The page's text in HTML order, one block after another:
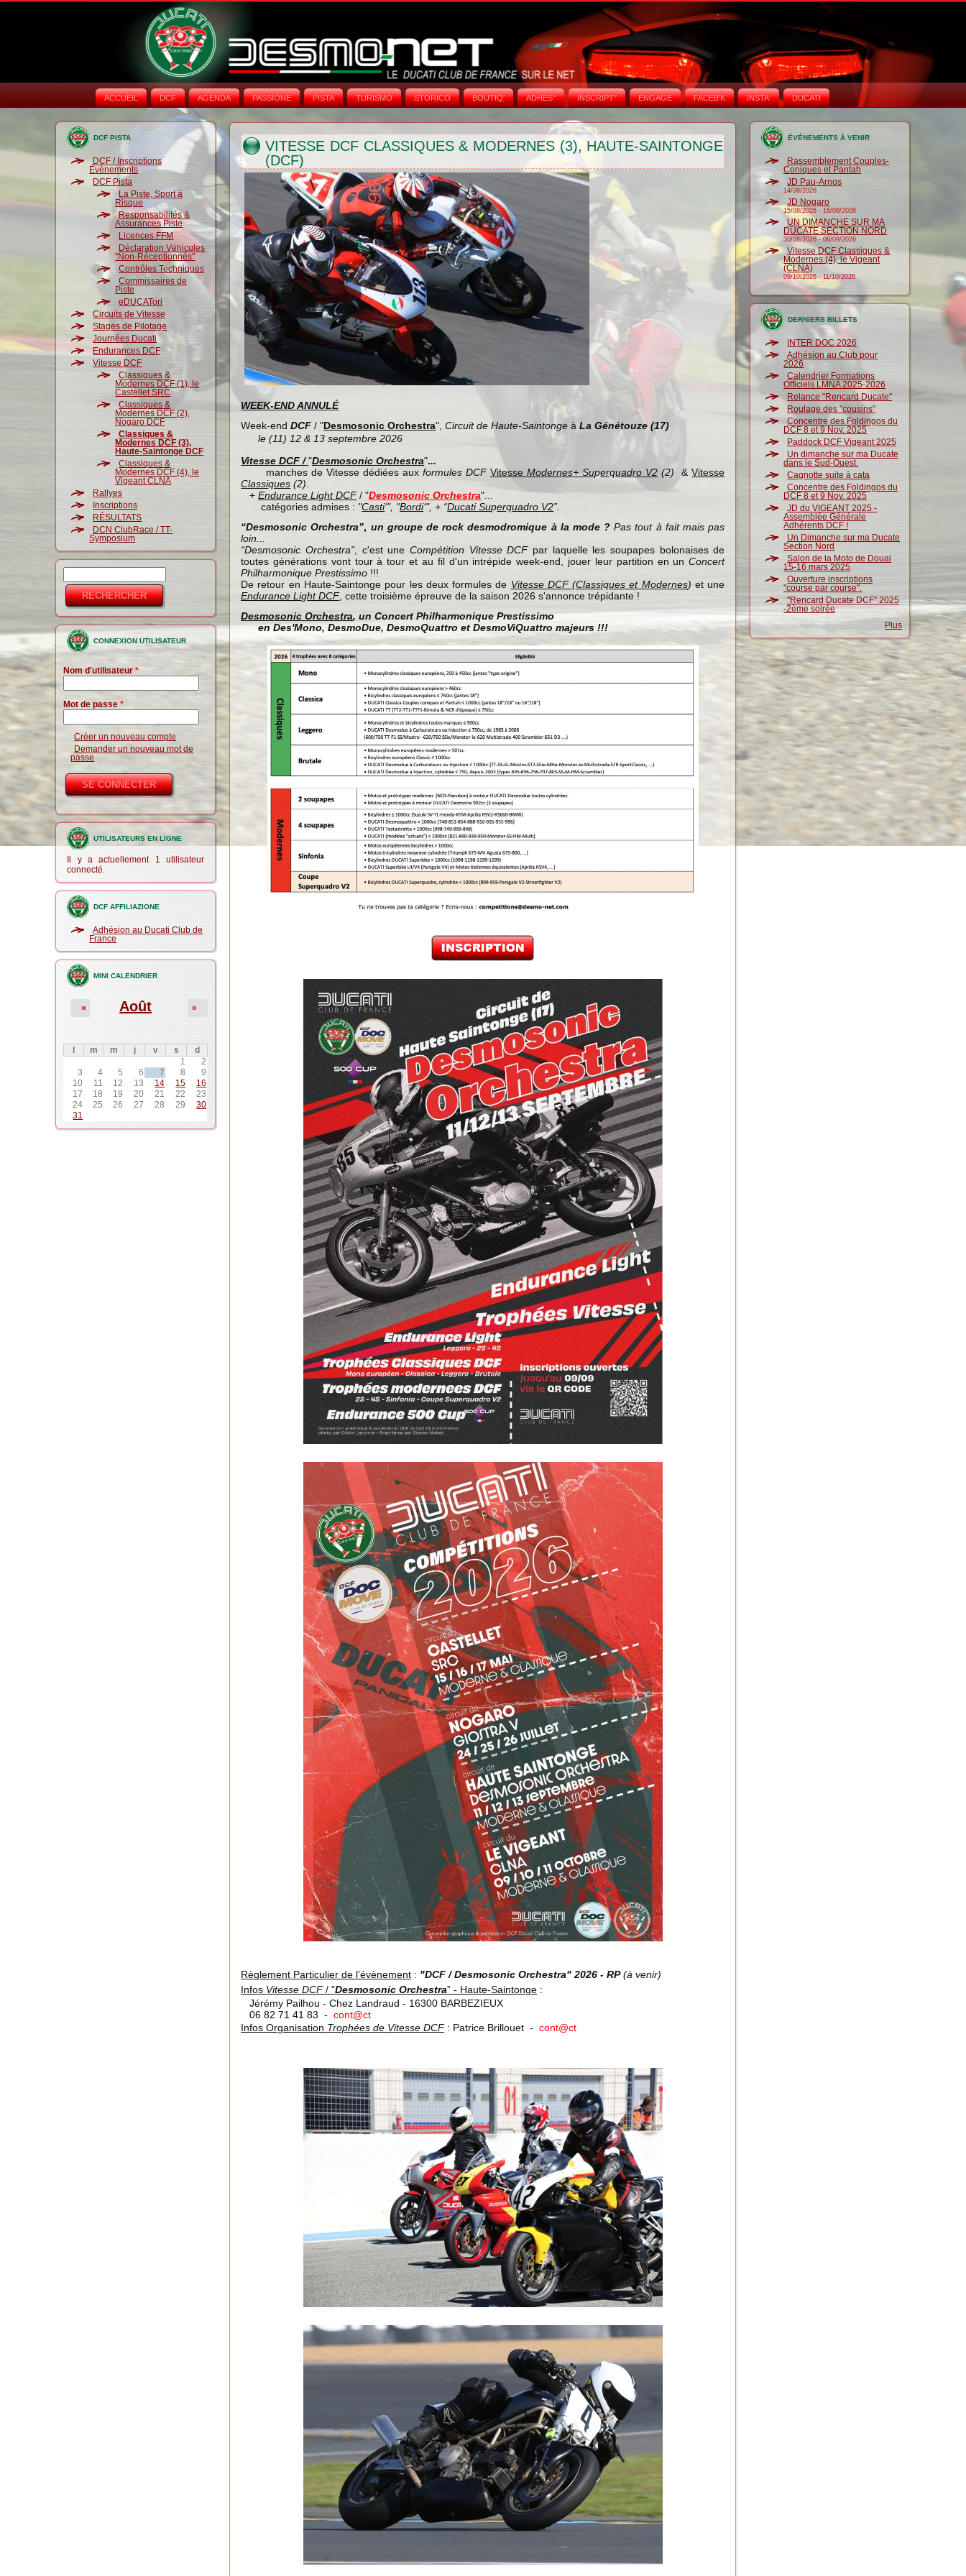
ACCUEIL DCF AGENDA PASSIONE PISTA TURISMO STORICO BOUTIQ' ADHÉS° INSCRIPT° ENGAGE FACEB'K INSTA‘ DUCATI
DCF PISTA
DCF / Inscriptions
Évènements
DCF Pista
La Piste, Sport à
Risque
Responsabilités &
Assurances Piste
Licences FFM
Déclaration Véhicules
"Non-Réceptionnés"
Contrôles Techniques
Commissaires de
Piste
eDUCATori
Circuits de Vitesse
Stages de Pilotage
Journées Ducati
Endurances DCF
Vitesse DCF
Classiques &
Modernes DCF (1), le
Castellet SRC
Classiques &
Modernes DCF (2),
Nogaro DCF
Classiques &
Modernes DCF (3),
Haute-Saintonge DCF
Classiques &
Modernes DCF (4), le
Vigeant CLNA
Rallyes
Inscriptions
RÉSULTATS
DCN ClubRace / TT-
Symposium
Formulaire de
recherche
CONNEXION UTILISATEUR
Nom d'utilisateur*
Mot de passe*
Créer un nouveau compte
Demander un nouveau mot de
passe
UTILISATEURS EN LIGNE
Il y a actuellement 1 utilisateur
connecté.
DCF AFFILIAZIONE
Adhésion au Ducati Club de
France
MINI CALENDRIER
Août
« »
m m j v s
d
1
2
3
4 5 6 7 8
9
10
11 12 13 14 15
16
17
18 19 20 21 22
23
24
25 26 27 28 29
30
31
VITESSE DCF CLASSIQUES & MODERNES (3), HAUTE-SAINTONGE
(DCF)
WEEK-END ANNULÉ
Week-endDCF / "Desmosonic Orchestra",Circuit de Haute-Saintonge àLa Génétouze (17)
le (11) 12 & 13 septembre 2026
Vitesse DCF /"Desmosonic Orchestra"...
manches de Vitesse dédiées aux formules DCF VitesseModernes+ Superquadro V2 (2)&Vitesse
Classiques (2)
+Endurance Light DCF/ "Desmosonic Orchestra"...
catégories admises : "Casti‘", "Bordi‘", + “Ducati Superquadro V2”.
“Desmosonic Orchestra”, un groupe de rock desmodromique à la mode ? Pas tout à fait mais pas
loin...
“Desmosonic Orchestra”, c'est une Compétition Vitesse DCFpar laquelle les soupapes bolonaises de
toutes générations vont tour à tour et au fil d'un intrépide week-end, jouer leur partition en unConcert
Philharmonique Prestissimo !!!
De retour en Haute-Saintonge pour les deux formules de Vitesse DCF(Classiques et Modernes) et une
Endurance Light DCF, cette troisième épreuve de la saison 2026 s'annonce trépidante !
Desmosonic Orchestra, unConcert Philharmonique Prestissimo
enDes'Mono,DesmoDue,DesmoQuattro etDesmoViQuattro majeurs !!!
Règlement Particulier de l'évènement : "DCF / Desmosonic Orchestra" 2026 - RP (à venir)
Infos Vitesse DCF/ "Desmosonic Orchestra” - Haute-Saintonge :
Jérémy Pailhou - Chez Landraud - 16300 BARBEZIEUX
06 82 71 41 83 -cont@ct
Infos Organisation Trophées de Vitesse DCF: Patrice Brillouet -cont@ct
ÉVÉNEMENTS À VENIR
Rassemblement Couples-
Coniques et Pantah
JD Pau-Arnos
14/08/2026
JD Nogaro
15/08/2026 -16/08/2026
UN DIMANCHE SUR MA
DUCATE SECTION NORD
30/08/2026-06/09/2026
Vitesse DCF Classiques &
Modernes (4), le Vigeant
(CLNA)
09/10/2026-11/10/2026
DERNIERS BILLETS
INTER DOC 2026
Adhésion au Club pour
2026
Calendrier Formations
Officiels LMNA 2025-2026
Relance "Rencard Ducate"
Roulage des "cousins"
Concentre des Foldingos du
DCF 8 et 9 Nov. 2025
Paddock DCF Vigeant 2025
Un dimanche sur ma Ducate
dans le Sud-Ouest.
Cagnotte suite à cata
Concentre des Foldingos du
DCF 8 et 9 Nov. 2025
JD du VIGEANT 2025 -
Assemblée Générale
Adhérents DCF !
Un Dimanche sur ma Ducate
Section Nord
Salon de la Moto de Douai
15-16 mars 2025
Ouverture inscriptions
"course par course".
"Rencard Ducate DCF" 2025
-2ème soirée
Plus